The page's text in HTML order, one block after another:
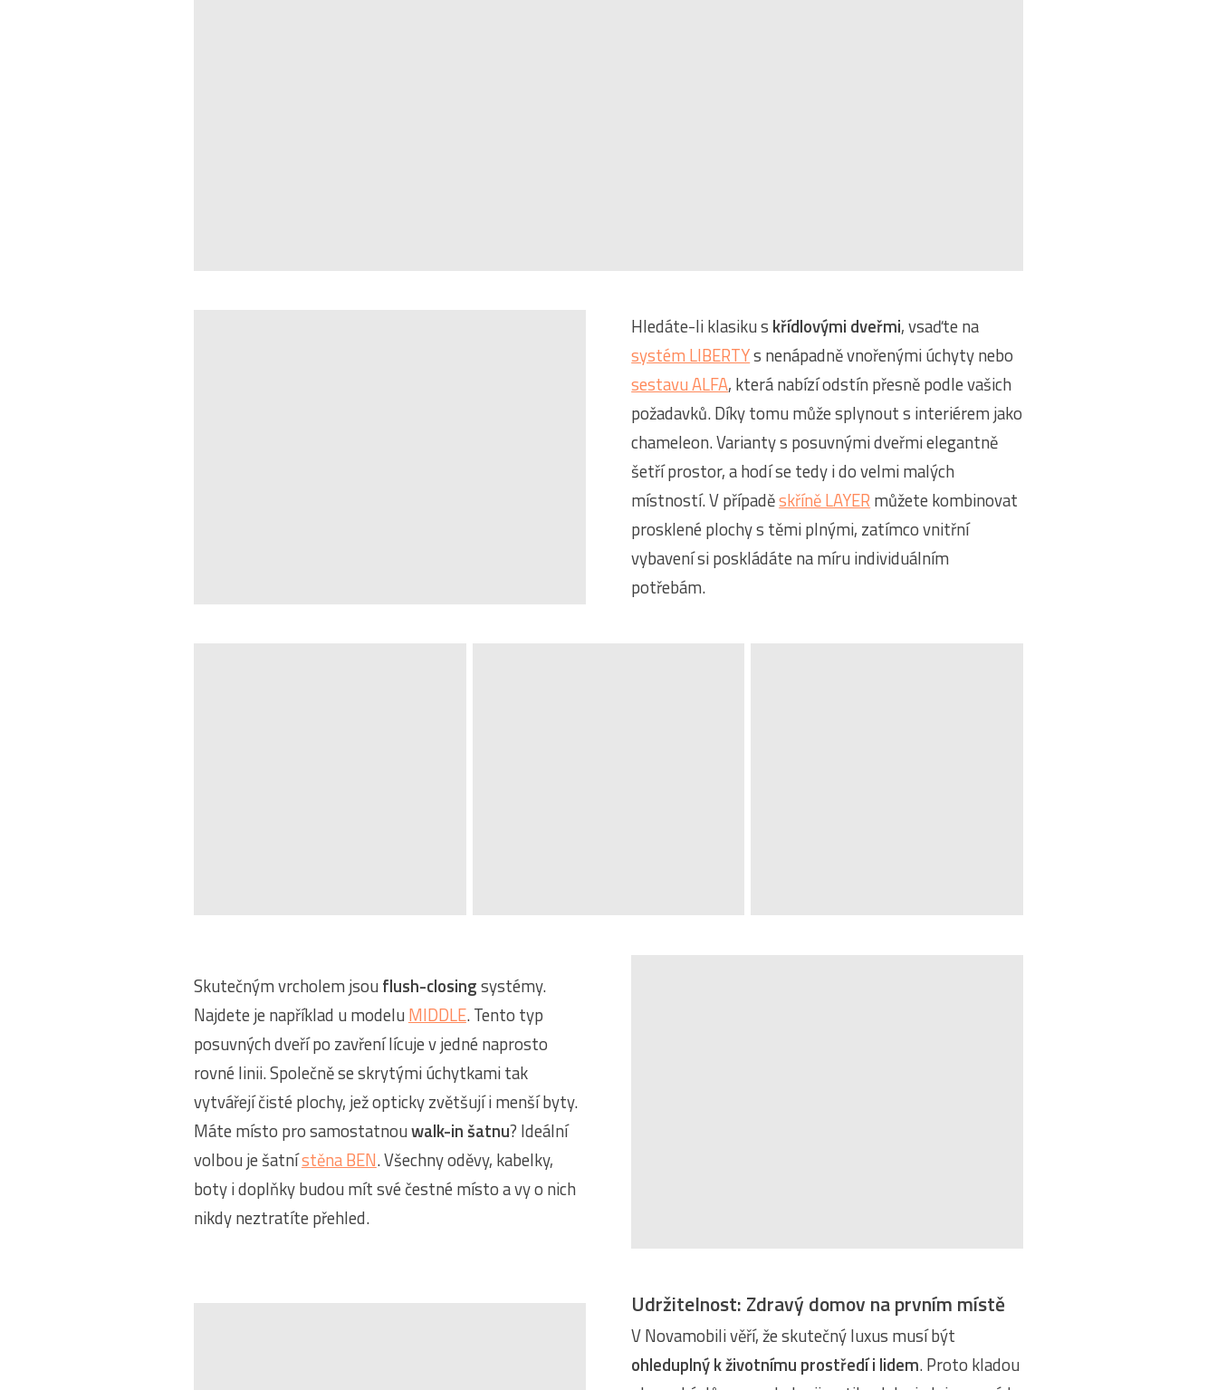
Hledáte-li klasiku s křídlovými dveřmi, vsaďte na
systém LIBERTYs nenápadně vnořenými úchyty nebo
sestavu ALFA, která nabízí odstín přesně podle vašich
požadavků. Díky tomu může splynout s interiérem jako
chameleon. Varianty s posuvnými dveřmi elegantně
šetří prostor, a hodí se tedy i do velmi malých
místností. V případěskříně LAYER můžete kombinovat
prosklené plochy s těmi plnými, zatímco vnitřní
vybavení si poskládáte na míru individuálním
potřebám.
Skutečným vrcholem jsouflush-closingsystémy.
Najdete je například u modeluMIDDLE. Tento typ
posuvných dveří po zavření lícuje v jedné naprosto
rovné linii. Společně se skrytými úchytkami tak
vytvářejí čisté plochy, jež opticky zvětšují i menší byty.
Máte místo pro samostatnouwalk-in šatnu? Ideální
volbou je šatnístěna BEN. Všechny oděvy, kabelky,
boty i doplňky budou mít své čestné místo a vy o nich
nikdy neztratíte přehled.
Udržitelnost: Zdravý domov na prvním místě
V Novamobili věří, že skutečný luxus musí být
ohleduplný k životnímu prostředí i lidem. Proto kladou